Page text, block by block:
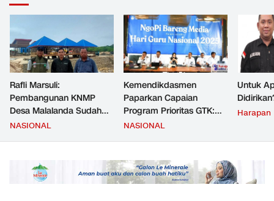
Rafli Marsuli:
Pembangunan KNMP
Desa Malalanda Sudah
Mencapai 69 Persen dan
JMD dan JMF
NASIONAL
Kemendikdasmen
Paparkan Capaian
Program Prioritas GTK:
Kompetensi Meningkat,
NASIONAL
Untuk
Harapan